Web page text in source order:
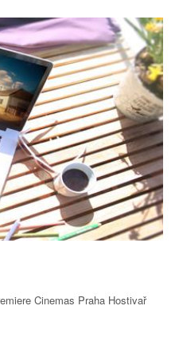
Cinemas Praha Hostivař